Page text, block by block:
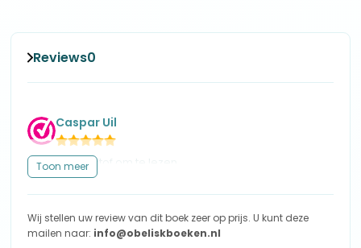
Reviews0
Caspar Uil
Het is pittige stof om te lezen.
Toon meer
Wij stellen uw review van dit boek zeer op prijs. U kunt deze
mailen naar: info@obeliskboeken.nl